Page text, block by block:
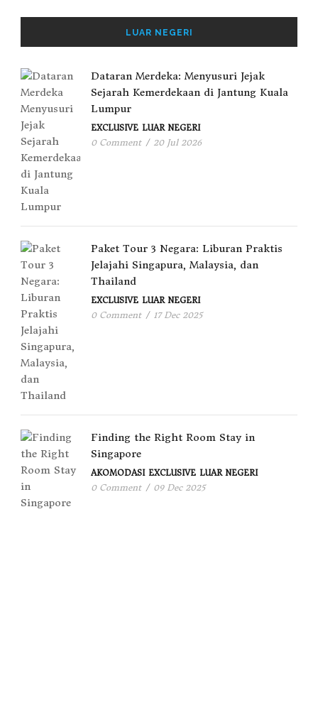
LUAR NEGERI
Dataran Merdeka: Menyusuri Jejak
Sejarah Kemerdekaan di Jantung Kuala
Lumpur
EXCLUSIVE LUAR NEGERI
0 Comment / 20 Jul 2026
Paket Tour 3 Negara: Liburan Praktis
Jelajahi Singapura, Malaysia, dan
Thailand
EXCLUSIVE LUAR NEGERI
0 Comment / 17 Dec 2025
Finding the Right Room Stay in
Singapore
AKOMODASI EXCLUSIVE LUAR NEGERI
0 Comment / 09 Dec 2025